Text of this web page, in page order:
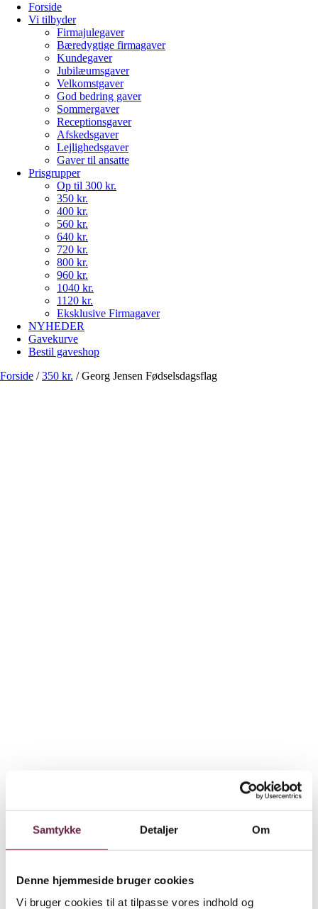
Samtykke Detaljer Om
Denne hjemmeside bruger cookies
Vi bruger cookies til at tilpasse vores indhold og
Forside
Vi tilbyder
Firmajulegaver
Bæredygtige firmagaver
Kundegaver
Jubilæumsgaver
Velkomstgaver
God bedring gaver
Sommergaver
Receptionsgaver
Afskedsgaver
Lejlighedsgaver
Gaver til ansatte
Prisgrupper
Op til 300 kr.
350 kr.
400 kr.
560 kr.
640 kr.
720 kr.
800 kr.
960 kr.
1040 kr.
1120 kr.
Eksklusive Firmagaver
NYHEDER
Gavekurve
Bestil gaveshop
Forside /350 kr. /Georg Jensen Fødselsdagsflag